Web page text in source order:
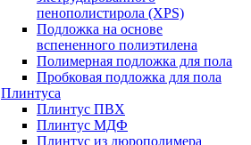
пенополистирола (XPS)
Подложка на основе
вспененного полиэтилена
Полимерная подложка для пола
Пробковая подложка для пола
Плинтуса
Плинтус ПВХ
Плинтус МДФ
Плинтус из дюрополимера